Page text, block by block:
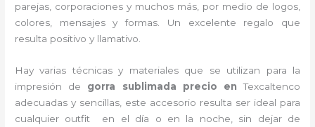
parejas, corporaciones y muchos más, por medio de logos,
colores, mensajes y formas. Un excelente regalo que
resulta positivo y llamativo.
Hay varias técnicas y materiales que se utilizan para la
impresión de gorra sublimada precio enTexcaltenco
adecuadas y sencillas, este accesorio resulta ser ideal para
cualquier outfit en el día o en la noche, sin dejar de